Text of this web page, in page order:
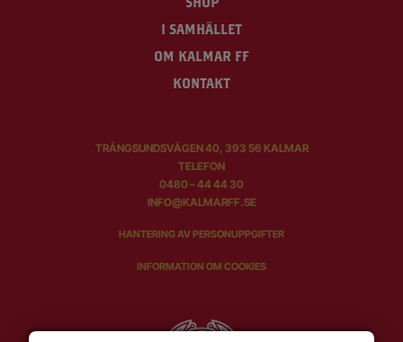
I SAMHÄLLET
OM KALMAR FF
KONTAKT
TRÅNGSUNDSVÄGEN 40, 393 56 KALMAR
TELEFON
0480 – 44 44 30
INFO@KALMARFF.SE
HANTERING AV PERSONUPPGIFTER
INFORMATION OM COOKIES